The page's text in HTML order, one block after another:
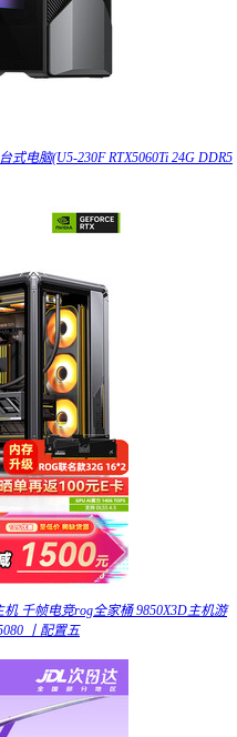
电脑(U5-230F RTX5060Ti 24G DDR5
机 千帧电竞rog全家桶 9850X3D主机游
丨配置五